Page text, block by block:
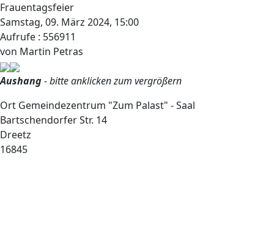
Frauentagsfeier
Samstag, 09. März 2024, 15:00
Aufrufe : 556911
von Martin Petras
Aushang- bitte anklicken zum vergrößern
Ort Gemeindezentrum "Zum Palast" - Saal
Bartschendorfer Str. 14
Dreetz
16845